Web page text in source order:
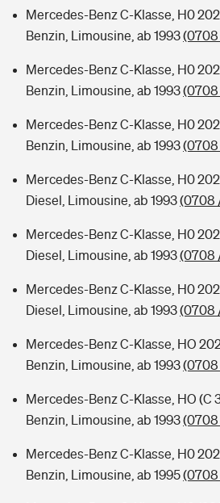
Typklassen: So ist Ihr Auto eingestuft
Sie haben Fragen?
Mercedes-Benz C-Klasse, H0 202
Benzin, Limousine, ab 1993
Mercedes-Benz C-Klasse, H0 202
Benzin, Limousine, ab 1993(0708
Mercedes-Benz C-Klasse, H0 202
Benzin, Limousine, ab 1993(0708
Mercedes-Benz C-Klasse, H0 202
Diesel, Limousine, ab 1993(0708
Mercedes-Benz C-Klasse, H0 202
Diesel, Limousine, ab 1993(0708
Mercedes-Benz C-Klasse, H0 202
Diesel, Limousine, ab 1993(0708
Mercedes-Benz C-Klasse, HO
Benzin, Limousine, ab 1993
Mercedes-Benz C-Klasse, HO (C
Benzin, Limousine, ab 1993
Mercedes-Benz C-Klasse, H0 202
Benzin, Limousine, ab 1995(0708